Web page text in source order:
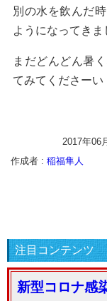
別の水を飲んだ
ようになってきま
まだどんどん暑
てみてくださーい
2017年06
作成者 : 稲福隼人
注目コンテンツ
新型コロナ感